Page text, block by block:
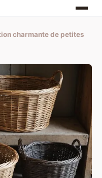
charmante de petites